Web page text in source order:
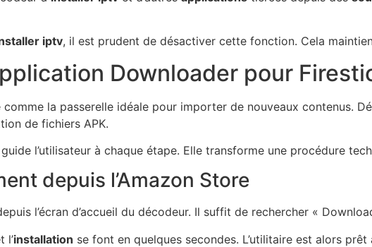
iptv, il est prudent de désactiver cette fonction. Cela
Downloader pour
comme la passerelle idéale pour importer de nouveaux contenus.
de fichiers APK.
l’utilisateur à chaque étape. Elle transforme une procédure
depuis l’Amazon Store
l’écran d’accueil du décodeur. Il suffit de rechercher «
l’installation se font en quelques secondes. L’utilitaire est alors prêt